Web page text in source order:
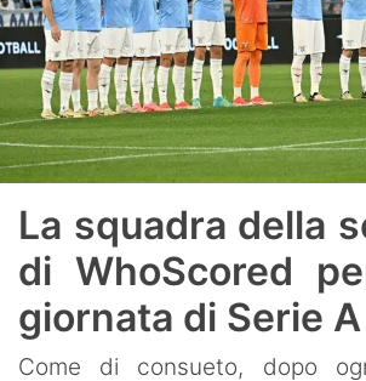
La squadra della
di WhoScored
giornata di Serie A
Come di consueto, dopo